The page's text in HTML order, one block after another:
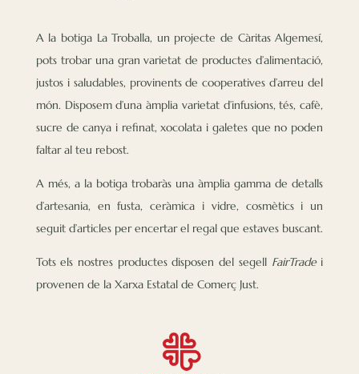
A la botiga La Troballa, un projecte de Càritas Algemesí,
pots trobar una gran varietat de productes d’alimentació,
justos i saludables, provinents de cooperatives d’arreu del
món. Disposem d’una àmplia varietat d’infusions, tés, cafè,
sucre de canya i refinat, xocolata i galetes que no poden
faltar al teu rebost.
A més, a la botiga trobaràs una àmplia gamma de detalls
d’artesania, en fusta, ceràmica i vidre, cosmètics i un
seguit d’articles per encertar el regal que estaves buscant.
Tots els nostres productes disposen del segell FairTradei
provenen de la Xarxa Estatal de Comerç Just.